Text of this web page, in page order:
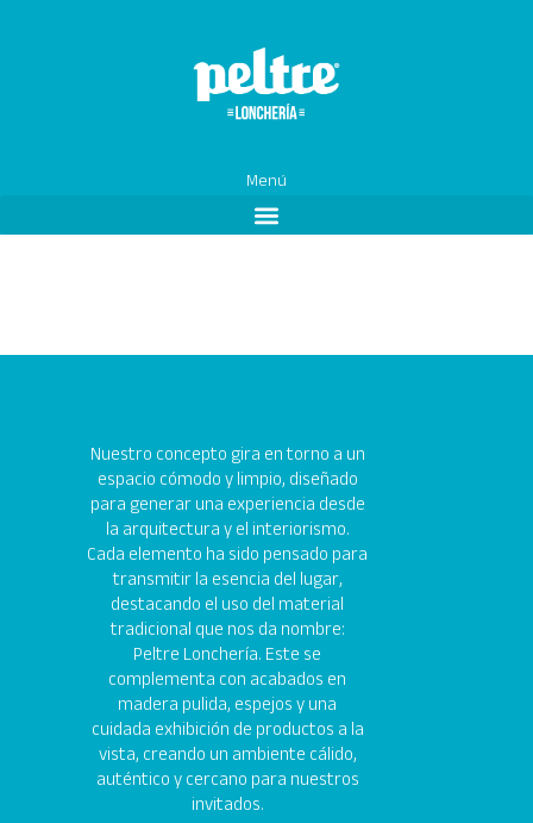
Menú
Nuestro concepto gira en torno a un
espacio cómodo y limpio, diseñado
para generar una experiencia desde
la arquitectura y el interiorismo.
Cada elemento ha sido pensado para
transmitir la esencia del lugar,
destacando el uso del material
tradicional que nos da nombre:
Peltre Lonchería. Este se
complementa con acabados en
madera pulida, espejos y una
cuidada exhibición de productos a la
vista, creando un ambiente cálido,
auténtico y cercano para nuestros
invitados.